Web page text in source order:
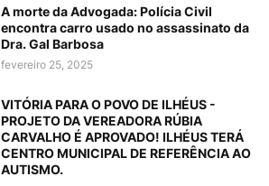
A morte da Advogada: Polícia Civil
encontra carro usado no assassinato da
Dra. Gal Barbosa
fevereiro 25, 2025
VITÓRIA PARA O POVO DE ILHÉUS -
PROJETO DA VEREADORA RÚBIA
CARVALHO É APROVADO! ILHÉUS TERÁ
CENTRO MUNICIPAL DE REFERÊNCIA AO
AUTISMO.